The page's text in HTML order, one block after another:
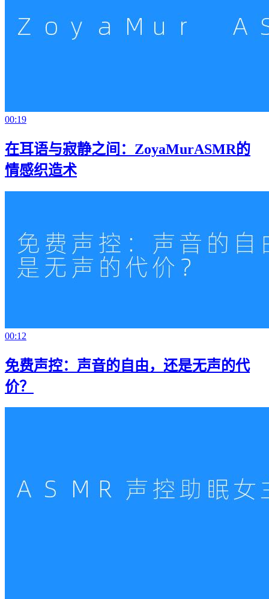
00:19
在耳语与寂静之间：ZoyaMurASMR的
情感织造术
00:12
免费声控：声音的自由，还是无声的代
价？